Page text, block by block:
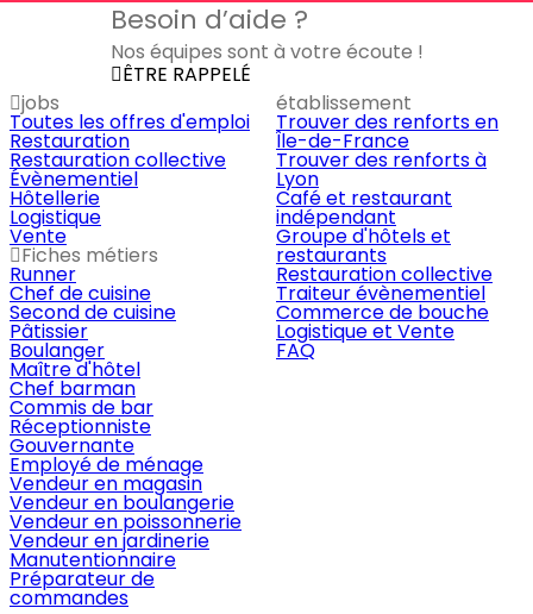
Besoin d’aide ?
Nos équipes sont à votre écoute !
ÊTRE RAPPELÉ
jobs
Toutes les offres d'emploi
Restauration
Restauration collective
Évènementiel
Hôtellerie
Logistique
Vente
Fiches métiers
Runner
Chef de cuisine
Second de cuisine
Pâtissier
Boulanger
Maître d'hôtel
Chef barman
Commis de bar
Réceptionniste
Gouvernante
Employé de ménage
Vendeur en magasin
Vendeur en boulangerie
Vendeur en poissonnerie
Vendeur en jardinerie
Manutentionnaire
Préparateur de
commandes
établissement
Trouver des renforts en
Île-de-France
Trouver des renforts à
Lyon
Café et restaurant
indépendant
Groupe d'hôtels et
restaurants
Restauration collective
Traiteur évènementiel
Commerce de bouche
Logistique et Vente
FAQ